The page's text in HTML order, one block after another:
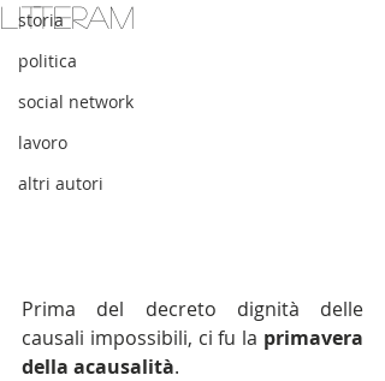
storia
politica
social network
lavoro
altri autori
litteram
Prima del decreto dignità delle
causali impossibili, ci fu la primavera
della acausalità.